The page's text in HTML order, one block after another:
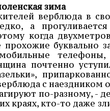
зима
верблюда в
а
когда
прохожие буквально
телефоны,
почтенно
с
по-разному, -
краях, кто-то даже